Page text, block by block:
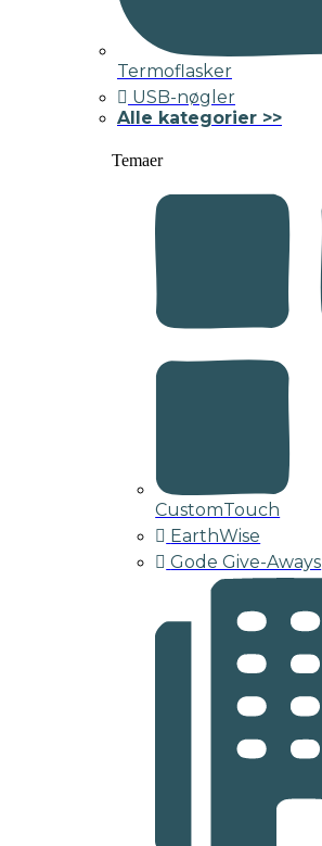
Termoflasker
USB-nøgler
Alle kategorier >>
Temaer
CustomTouch
EarthWise
Gode Give-Aways